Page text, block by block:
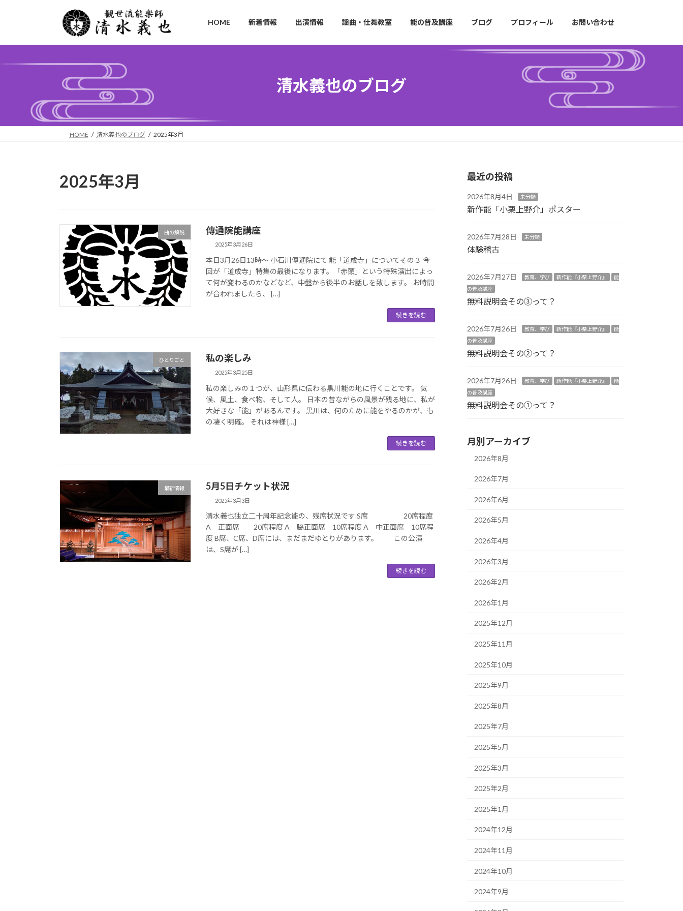
ン
へ
ー
ョ
HOME 新着情報 出演情報 謡曲・仕舞教室 能の普及講座 ブログ プロフィール お問い合わせ
清水義也のブログ
HOME 清水義也のブログ 2025年3月
2025年3月
曲の解説 傳通院能講座
2025年3月26日
本日3月26日13時〜 小石川傳通院にて 能「道成寺」についてその３ 今
回が「道成寺」特集の最後になります。「赤頭」という特殊演出によっ
て何が変わるのかなどなど、中盤から後半のお話しを致します。 お時間
が合われましたら、 […]
続きを読む
ひとりごと 私の楽しみ
2025年3月25日
私の楽しみの１つが、山形県に伝わる黒川能の地に行くことです。 気
候、風土、食べ物、そして人。 日本の昔ながらの風景が残る地に、私が
大好きな「能」があるんです。 黒川は、何のために能をやるのかが、も
の凄く明確。 それは神様 […]
続きを読む
最新情報 5月5日チケット状況
2025年3月3日
清水義也独立二十周年記念能の、残席状況です S席 20席程度
A 正面席 20席程度 A 脇正面席 10席程度 A 中正面席 10席程
度 B席、C席、D席には、まだまだゆとりがあります。 この公演
は、S席が […]
続きを読む
最近の投稿
2026年8月4日 未分類
新作能「小栗上野介」ポスター
2026年7月28日 未分類
体験稽古
2026年7月27日 教育、学び 新作能『小栗上野介』
能
の普及講座
無料説明会その③って？
2026年7月26日 教育、学び 新作能『小栗上野介』
能
の普及講座
無料説明会その②って？
2026年7月26日 教育、学び 新作能『小栗上野介』
能
の普及講座
無料説明会その①って？
月別アーカイブ
2026年8月
2026年7月
2026年6月
2026年5月
2026年4月
2026年3月
2026年2月
2026年1月
2025年12月
2025年11月
2025年10月
2025年9月
2025年8月
2025年7月
2025年5月
2025年3月
2025年2月
2025年1月
2024年12月
2024年11月
2024年10月
2024年9月